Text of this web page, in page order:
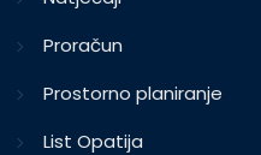
Proračun
Prostorno planiranje
List Opatija